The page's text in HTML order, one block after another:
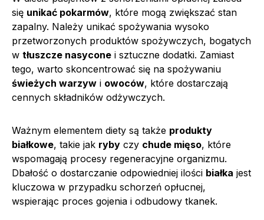
się unikać pokarmów, które mogą zwiększać stan
zapalny. Należy unikać spożywania wysoko
przetworzonych produktów spożywczych, bogatych
w tłuszcze nasycone i sztuczne dodatki. Zamiast
tego, warto skoncentrować się na spożywaniu
świeżych warzyw i owoców, które dostarczają
cennych składników odżywczych.
Ważnym elementem diety są także produkty
białkowe, takie jak ryby czy chude mięso, które
wspomagają procesy regeneracyjne organizmu.
Dbałość o dostarczanie odpowiedniej ilości białka jest
kluczowa w przypadku schorzeń opłucnej,
wspierając proces gojenia i odbudowy tkanek.